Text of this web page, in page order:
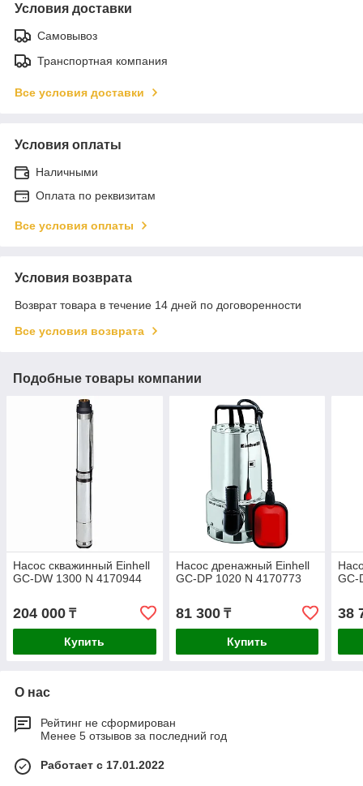
Условия доставки
Самовывоз
Транспортная компания
Все условия доставки
Условия оплаты
Наличными
Оплата по реквизитам
Все условия оплаты
Условия возврата
Возврат товара в течение 14 дней по договоренности
Все условия возврата
Подобные товары компании
Насос скважинный Einhell
GC-DW 1300 N 4170944
204 000 ₸
Купить
Насос дренажный Einhell
GC-DP 1020 N 4170773
81 300₸
Купить
GC-
38
О нас
Рейтинг не сформирован
Менее 5 отзывов за последний год
Работает с 17.01.2022